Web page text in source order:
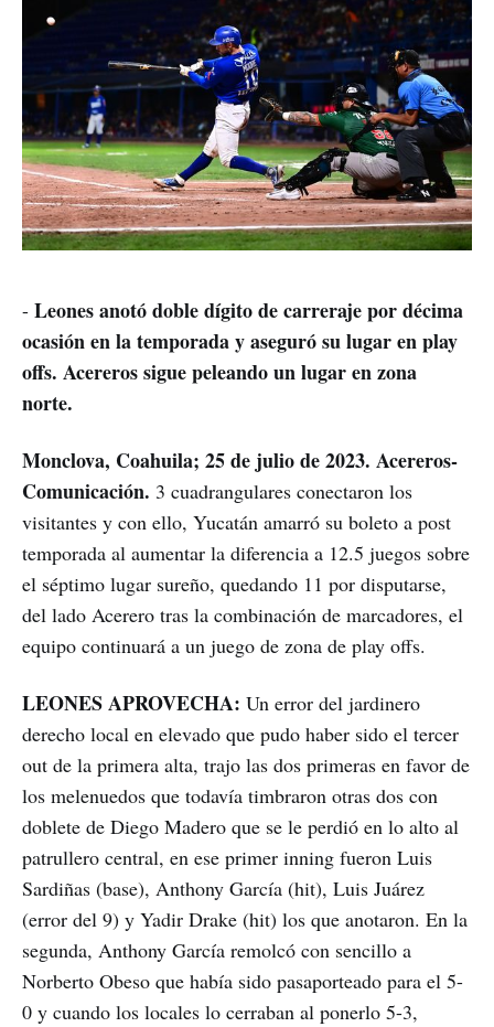
- Leones anotó doble dígito de carreraje por décima
ocasión en la temporada y aseguró su lugar en play
offs. Acereros sigue peleando un lugar en zona
norte.
Monclova, Coahuila; 25 de julio de 2023. Acereros-
Comunicación. 3 cuadrangulares conectaron los
visitantes y con ello, Yucatán amarró su boleto a post
temporada al aumentar la diferencia a 12.5 juegos sobre
el séptimo lugar sureño, quedando 11 por disputarse,
del lado Acerero tras la combinación de marcadores, el
equipo continuará a un juego de zona de play offs.
LEONES APROVECHA: Un error del jardinero
derecho local en elevado que pudo haber sido el tercer
out de la primera alta, trajo las dos primeras en favor de
los melenuedos que todavía timbraron otras dos con
doblete de Diego Madero que se le perdió en lo alto al
patrullero central, en ese primer inning fueron Luis
Sardiñas (base), Anthony García (hit), Luis Juárez
(error del 9) y Yadir Drake (hit) los que anotaron. En la
segunda, Anthony García remolcó con sencillo a
Norberto Obeso que había sido pasaporteado para el 5-
0 y cuando los locales lo cerraban al ponerlo 5-3,